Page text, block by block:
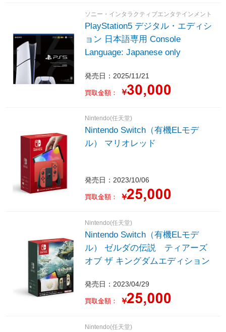
ソニー・インタラクティブエンタテインメント
PlayStation5 デジタル・エディシ
ョン 日本語専用 Console
Language: Japanese only
発売日：2025/11/21
買取金額： ￥
Nintendo(任天堂)
Nintendo Switch（有機ELモデ
ル） マリオレッド
発売日：2023/10/06
買取金額： ￥
Nintendo(任天堂)
Nintendo Switch（有機ELモデ
ル） ゼルダの伝説 ティアーズ
オブ ザ キングダムエディション
発売日：2023/04/29
買取金額： ￥
Nintendo(任天堂)